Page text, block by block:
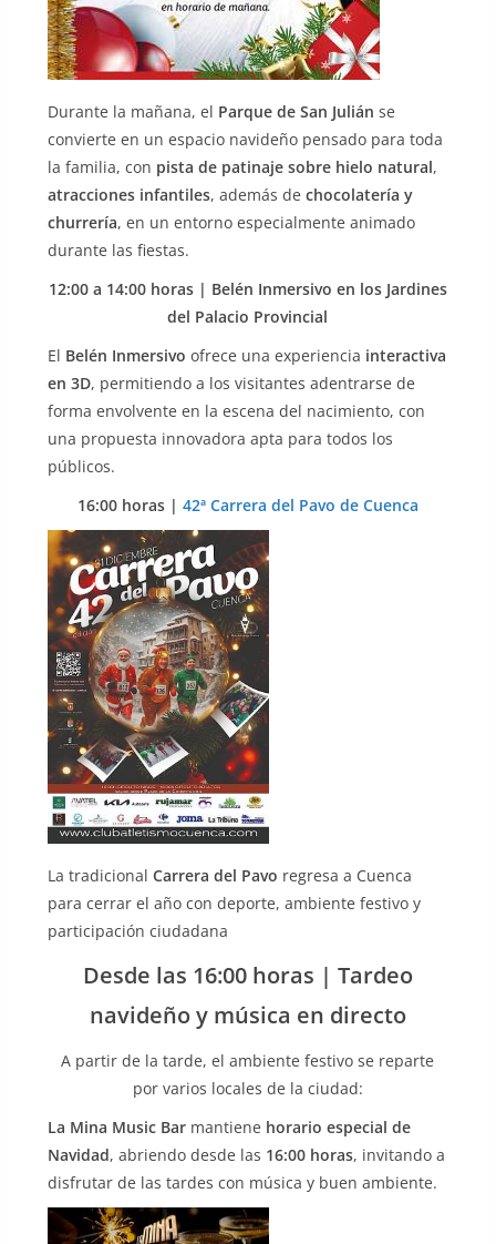
Durante la mañana, el Parque de San Julián se
convierte en un espacio navideño pensado para toda
la familia, con pista de patinaje sobre hielo natural,
atracciones infantiles, además de chocolatería y
churrería, en un entorno especialmente animado
durante las fiestas.
12:00 a 14:00horas | Belén Inmersivo en los Jardines
del Palacio Provincial
El Belén Inmersivo ofrece una experiencia interactiva
en 3D, permitiendo a los visitantes adentrarse de
forma envolvente en la escena del nacimiento, con
una propuesta innovadora apta para todos los
públicos.
16:00 horas | 42ª Carrera del Pavo de Cuenca
La tradicional Carrera del Pavo regresa a Cuenca
para cerrar el año con deporte, ambiente festivo y
participación ciudadana
Desde las 16:00 horas | Tardeo
navideño y música en directo
A partir de la tarde, el ambiente festivo se reparte
por varios locales de la ciudad:
La Mina Music Barmantiene horario especial de
Navidad, abriendo desde las 16:00 horas, invitando a
disfrutar de las tardes con música y buen ambiente.